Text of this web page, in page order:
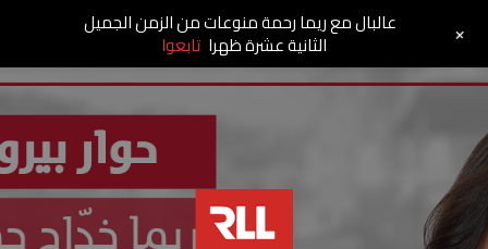
عالبال مع ريما رحمة منوعات من الزمن الجميل
الثانية عشرة ظهرا تابعوا +